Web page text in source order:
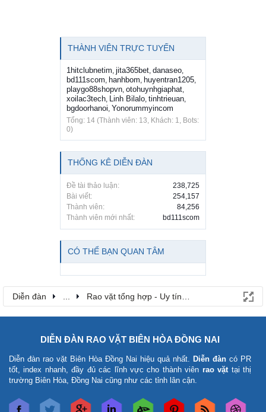
THÀNH VIÊN TRỰC TUYẾN
1hitclubnetim jita365bet danaseo
bd111scom hanhbom huyentran1205
playgo88shopvn otohuynhgiaphat
xoilac3tech Linh Bilalo tinhtrieuan
bgdoorhanoi Yonorummyincom
Tổng: 14 (Thành viên: 13, Khách: 1, Bots:
0)
THỐNG KÊ DIỄN ĐÀN
Đề tài thảo luận:
238,725
Bài viết:
254,157
Thành viên:
84,256
Thành viên mới nhất:
bd111scom
CÓ THỂ BẠN QUAN TÂM
Diễn đàn Rao vặt tổng hợp - Uy tín - Miễn phí
DIỄN ĐÀN RAO VẶT BIÊN HÒA ĐỒNG NAI
Diễn đàn rao vặt Biên Hòa Đồng Nai hiệu quả nhất. Diễn đàn có PR
tốt, index nhanh, đầy đủ các lĩnh vực cho thành viên rao vặt tại thị
trường Biên Hòa, Đồng Nai cũng như các tỉnh lân cận.